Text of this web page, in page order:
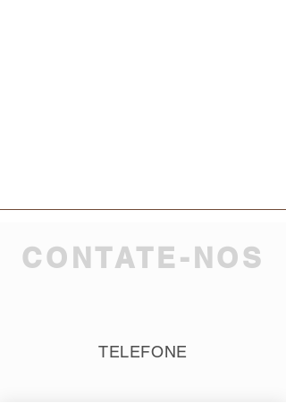
CONTATE-NOS
TELEFONE